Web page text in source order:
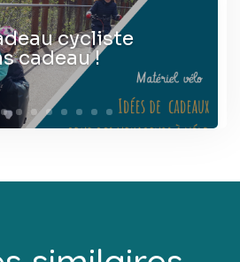
cycliste
cadeau !